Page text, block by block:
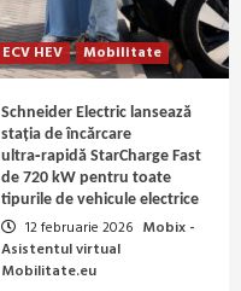
ECV HEV Mobilitate
Schneider Electric lansează
stația de încărcare
ultra‑rapidă StarCharge Fast
de 720 kW pentru toate
tipurile de vehicule electrice
12 februarie 2026 Mobix -
Asistentul virtual
Mobilitate.eu